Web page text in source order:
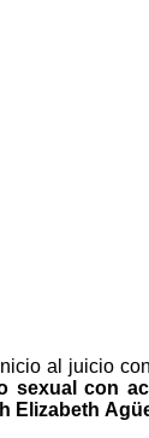
al juicio
sexual con
Elizabeth